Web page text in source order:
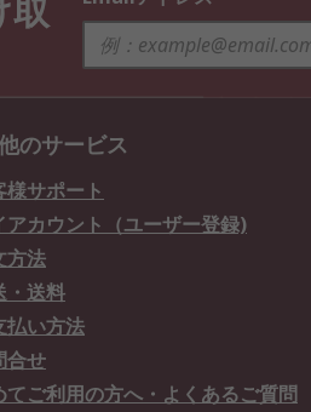
のサービス
様サポート
アカウント（ユーザー登録)
方法
・送料
払い方法
合せ
てご利用の方へ・よくあるご質問